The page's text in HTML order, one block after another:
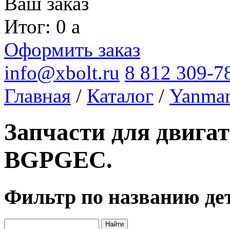
Итог: 0 a
Оформить заказ
info@xbolt.ru 8 812 309-
Главная / Каталог /
Запчасти для
BGPGEC.
Фильтр по названию
Найти